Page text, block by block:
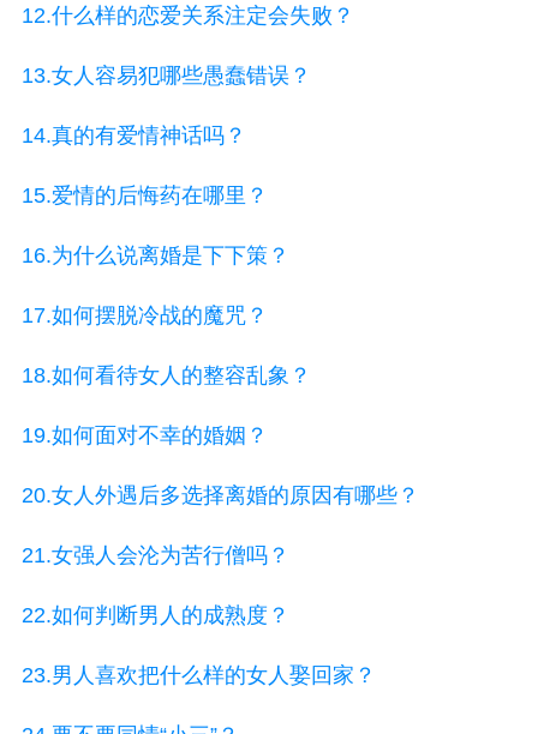
12.什么样的恋爱关系注定会失败？
13.女人容易犯哪些愚蠢错误？
14.真的有爱情神话吗？
15.爱情的后悔药在哪里？
16.为什么说离婚是下下策？
17.如何摆脱冷战的魔咒？
18.如何看待女人的整容乱象？
19.如何面对不幸的婚姻？
20.女人外遇后多选择离婚的原因有哪些？
21.女强人会沦为苦行僧吗？
22.如何判断男人的成熟度？
23.男人喜欢把什么样的女人娶回家？